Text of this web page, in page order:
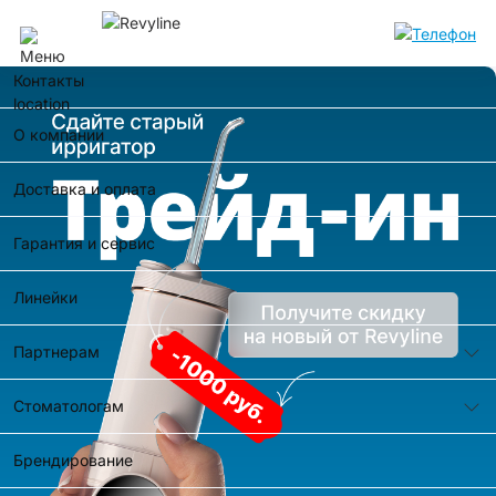
Новосибирск
Контакты
О компании
Доставка и оплата
Гарантия и сервис
Линейки
Партнерам
Стоматологам
Брендирование